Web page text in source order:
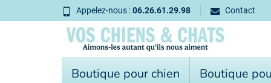
Appelez-nous :06.26.61.29.98 Contact
Boutique pour chien Boutique